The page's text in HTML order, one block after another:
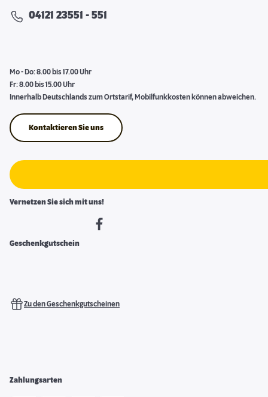
04121 23551 - 551
Mo - Do: 8.00 bis 17.00 Uhr
Fr: 8.00 bis 15.00 Uhr
Innerhalb Deutschlands zum Ortstarif, Mobilfunkkosten können abweichen.
Kontaktieren Sie uns
Vernetzen Sie sich mit uns!
Geschenkgutschein
Zu den Geschenkgutscheinen
Zahlungsarten